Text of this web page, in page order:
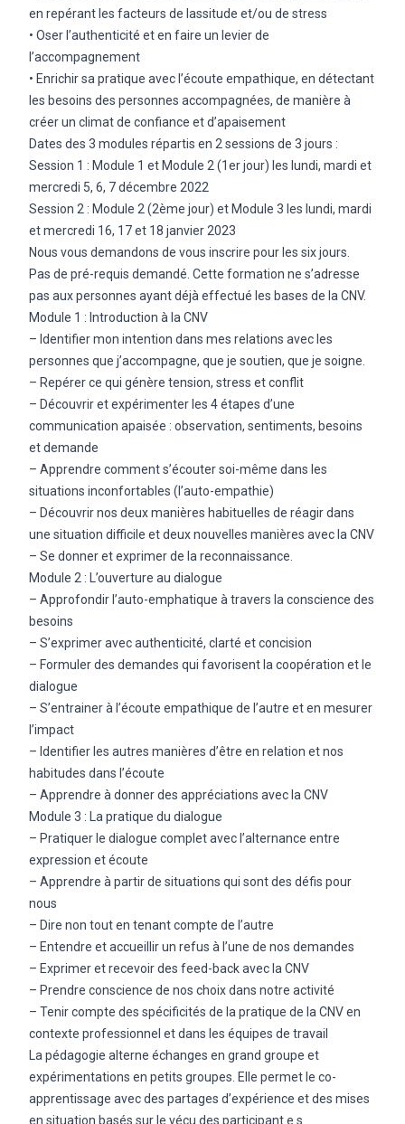
en repérant les facteurs de lassitude et/ou de stress
• Oser l’authenticité et en faire un levier de
l’accompagnement
• Enrichir sa pratique avec l’écoute empathique, en détectant
les besoins des personnes accompagnées, de manière à
créer un climat de confiance et d’apaisement
Dates des 3 modules répartis en 2 sessions de 3 jours :
Session 1 : Module 1 et Module 2 (1er jour) les lundi, mardi et
mercredi 5, 6, 7 décembre 2022
Session 2 : Module 2 (2ème jour) et Module 3 les lundi, mardi
et mercredi 16, 17 et 18 janvier 2023
Nous vous demandons de vous inscrire pour les six jours.
Pas de pré-requis demandé. Cette formation ne s’adresse
pas aux personnes ayant déjà effectué les bases de la CNV.
Module 1 : Introduction à la CNV
– Identifier mon intention dans mes relations avec les
personnes que j’accompagne, que je soutien, que je soigne.
– Repérer ce qui génère tension, stress et conflit
– Découvrir et expérimenter les 4 étapes d’une
communication apaisée : observation, sentiments, besoins
et demande
– Apprendre comment s’écouter soi-même dans les
situations inconfortables (l’auto-empathie)
– Découvrir nos deux manières habituelles de réagir dans
une situation difficile et deux nouvelles manières avec la CNV
– Se donner et exprimer de la reconnaissance.
Module 2 : L’ouverture au dialogue
– Approfondir l’auto-emphatique à travers la conscience des
besoins
– S’exprimer avec authenticité, clarté et concision
– Formuler des demandes qui favorisent la coopération et le
dialogue
– S’entrainer à l’écoute empathique de l’autre et en mesurer
l’impact
– Identifier les autres manières d’être en relation et nos
habitudes dans l’écoute
– Apprendre à donner des appréciations avec la CNV
Module 3 : La pratique du dialogue
– Pratiquer le dialogue complet avec l’alternance entre
expression et écoute
– Apprendre à partir de situations qui sont des défis pour
nous
– Dire non tout en tenant compte de l’autre
– Entendre et accueillir un refus à l’une de nos demandes
– Exprimer et recevoir des feed-back avec la CNV
– Prendre conscience de nos choix dans notre activité
– Tenir compte des spécificités de la pratique de la CNV en
contexte professionnel et dans les équipes de travail
La pédagogie alterne échanges en grand groupe et
expérimentations en petits groupes. Elle permet le co-
apprentissage avec des partages d’expérience et des mises
en situation basés sur le vécu des participant.e.s.